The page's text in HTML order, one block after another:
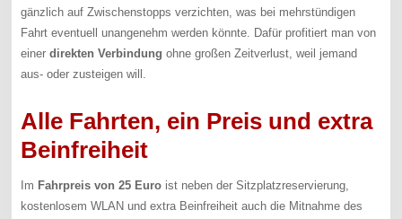
gänzlich auf Zwischenstopps verzichten, was bei mehrstündigen
Fahrt eventuell unangenehm werden könnte. Dafür profitiert man von
einerdirekten Verbindung ohne großen Zeitverlust, weil jemand
aus- oder zusteigen will.
Alle Fahrten, ein Preis und extra
Beinfreiheit
Im Fahrpreis von 25 Euro ist neben der Sitzplatzreservierung,
kostenlosem WLAN und extra Beinfreiheit auch die Mitnahme des